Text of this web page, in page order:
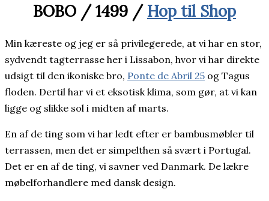
BOBO / 1499 / Hop til Shop
Min kæreste og jeg er så privilegerede, at vi har en stor,
sydvendt tagterrasse her i Lissabon, hvor vi har direkte
udsigt til den ikoniske bro, Ponte de Abril 25 og Tagus
floden. Dertil har vi et eksotisk klima, som gør, at vi kan
ligge og slikke sol i midten af marts.
En af de ting som vi har ledt efter er bambusmøbler til
terrassen, men det er simpelthen så svært i Portugal.
Det er en af de ting, vi savner ved Danmark. De lækre
møbelforhandlere med dansk design.